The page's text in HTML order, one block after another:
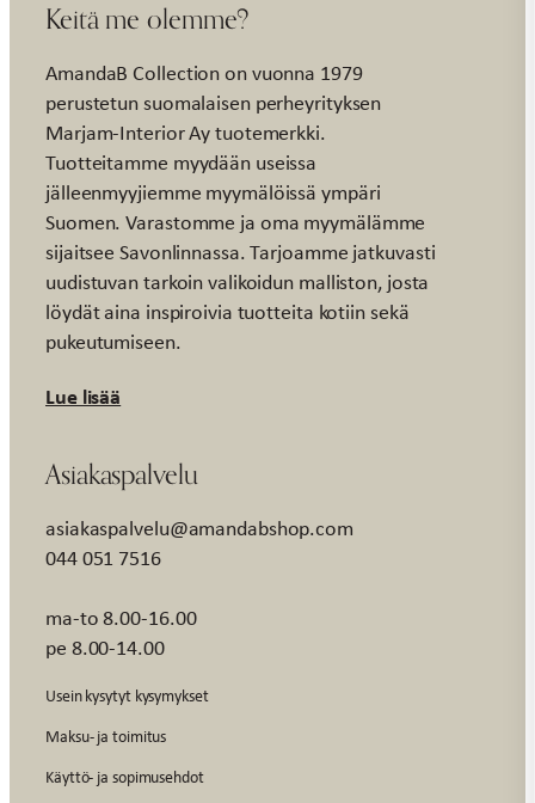
Keitä me olemme?
AmandaB Collection on vuonna 1979
perustetun suomalaisen perheyrityksen
Marjam-Interior Ay tuotemerkki.
Tuotteitamme myydään useissa
jälleenmyyjiemme myymälöissä ympäri
Suomen. Varastomme ja oma myymälämme
sijaitsee Savonlinnassa. Tarjoamme jatkuvasti
uudistuvan tarkoin valikoidun malliston, josta
löydät aina inspiroivia tuotteita kotiin sekä
pukeutumiseen.
Lue lisää
Asiakaspalvelu
asiakaspalvelu@amandabshop.com
044 051 7516
ma-to 8.00-16.00
pe 8.00-14.00
Usein kysytyt kysymykset
Maksu- ja toimitus
Käyttö- ja sopimusehdot